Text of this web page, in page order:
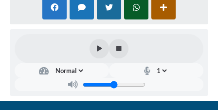
Passe Livre Estudantil